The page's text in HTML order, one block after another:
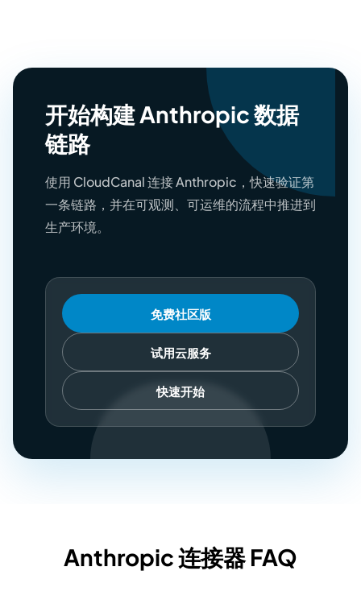
开始构建 Anthropic 数据
链路
使用 CloudCanal 连接 Anthropic，快速验证第
一条链路，并在可观测、可运维的流程中推进到
生产环境。
免费社区版
试用云服务
快速开始
Anthropic 连接器 FAQ